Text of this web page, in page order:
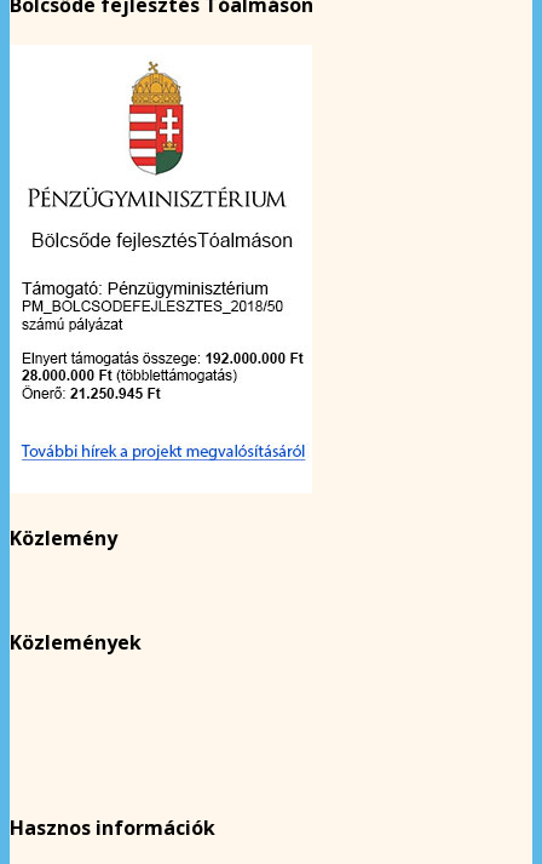
Közlemény
Közlemények
Hasznos információk